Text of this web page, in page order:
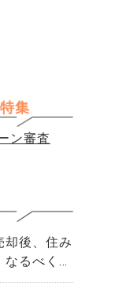
集
ン審査
却後、住み
なるべく3
たいのです